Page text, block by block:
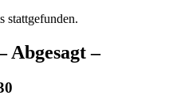
stattgefunden.
Abgesagt –